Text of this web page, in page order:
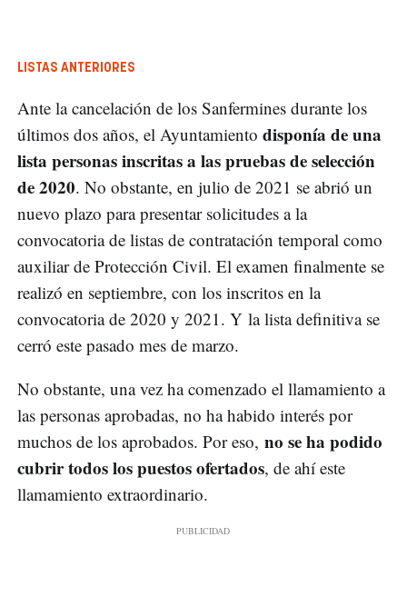
LISTAS ANTERIORES
Ante la cancelación de los Sanfermines durante los
últimos dos años, el Ayuntamiento disponía de una
lista personas inscritas a las pruebas de selección
de 2020. No obstante, en julio de 2021 se abrió un
nuevo plazo para presentar solicitudes a la
convocatoria de listas de contratación temporal como
auxiliar de Protección Civil. El examen finalmente se
realizó en septiembre, con los inscritos en la
convocatoria de 2020 y 2021. Y la lista definitiva se
cerró este pasado mes de marzo.
No obstante, una vez ha comenzado el llamamiento a
las personas aprobadas, no ha habido interés por
muchos de los aprobados. Por eso, no se ha podido
cubrir todos los puestos ofertados, de ahí este
llamamiento extraordinario.